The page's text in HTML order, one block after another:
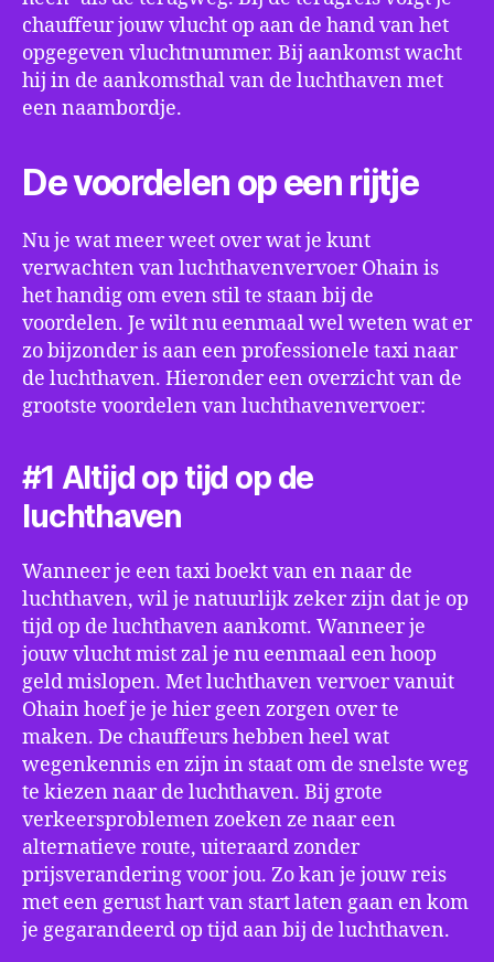
chauffeur jouw vlucht op aan de hand van het
opgegeven vluchtnummer. Bij aankomst wacht
hij in de aankomsthal van de luchthaven met
een naambordje.
De voordelen op een rijtje
Nu je wat meer weet over wat je kunt
verwachten van luchthavenvervoer Ohain is
het handig om even stil te staan bij de
voordelen. Je wilt nu eenmaal wel weten wat er
zo bijzonder is aan een professionele taxi naar
de luchthaven. Hieronder een overzicht van de
grootste voordelen van luchthavenvervoer:
#1 Altijd op tijd op de
luchthaven
Wanneer je een taxi boekt van en naar de
luchthaven, wil je natuurlijk zeker zijn dat je op
tijd op de luchthaven aankomt. Wanneer je
jouw vlucht mist zal je nu eenmaal een hoop
geld mislopen. Met luchthaven vervoer vanuit
Ohain hoef je je hier geen zorgen over te
maken. De chauffeurs hebben heel wat
wegenkennis en zijn in staat om de snelste weg
te kiezen naar de luchthaven. Bij grote
verkeersproblemen zoeken ze naar een
alternatieve route, uiteraard zonder
prijsverandering voor jou. Zo kan je jouw reis
met een gerust hart van start laten gaan en kom
je gegarandeerd op tijd aan bij de luchthaven.